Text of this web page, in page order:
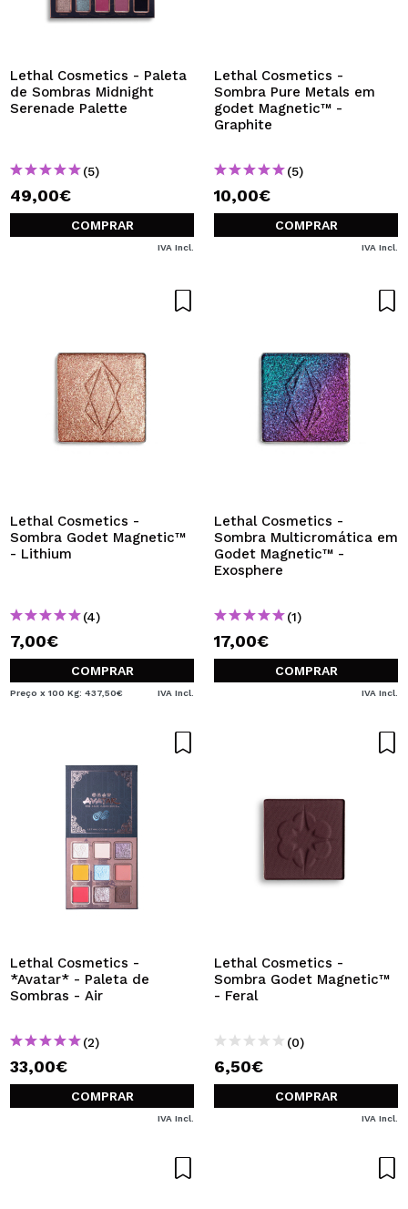
Lethal Cosmetics - Paleta
de Sombras Midnight
Serenade Palette
(5)
49,00€
COMPRAR
IVA Incl.
Lethal Cosmetics -
Sombra Pure Metals em
godet Magnetic™ -
Graphite
(5)
10,00€
COMPRAR
IVA Incl.
Lethal Cosmetics -
Sombra Godet Magnetic™
- Lithium
(4)
7,00€
COMPRAR
Preço x 100 Kg: 437,50€ IVA Incl.
Lethal Cosmetics -
Sombra Multicromática em
Godet Magnetic™ -
Exosphere
(1)
17,00€
COMPRAR
IVA Incl.
Lethal Cosmetics -
*Avatar* - Paleta de
Sombras - Air
(2)
33,00€
COMPRAR
IVA Incl.
Lethal Cosmetics -
Sombra Godet Magnetic™
- Feral
(0)
6,50€
COMPRAR
IVA Incl.